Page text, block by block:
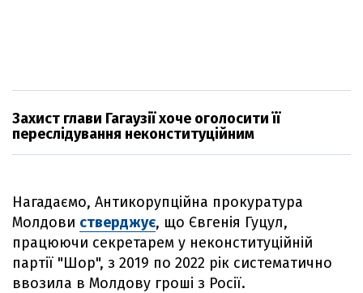
Захист глави Гагаузії хоче оголосити її
переслідування неконституційним
Нагадаємо, Антикорупційна прокуратура
Молдови стверджує, що Євгенія Гуцул,
працюючи секретарем у неконституційній
партії "Шор", з 2019 по 2022 рік систематично
ввозила в Молдову гроші з Росії.